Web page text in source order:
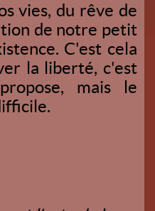
vies, du rêve de
de notre petit
C'est cela
la liberté, c'est
mais le